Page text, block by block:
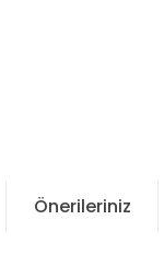
Önerileriniz